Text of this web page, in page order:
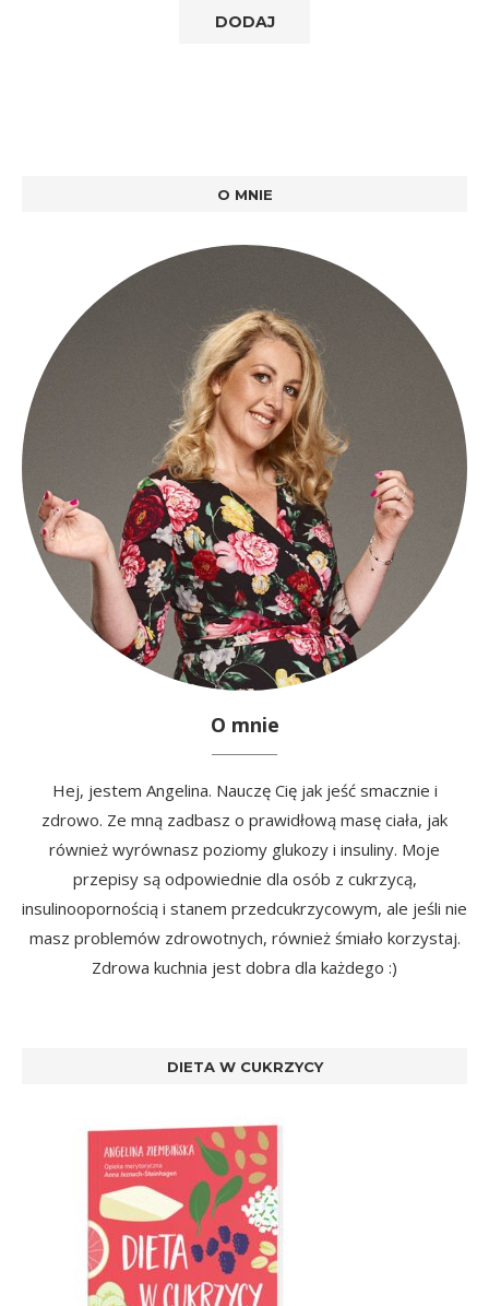
O MNIE
O mnie
Hej, jestem Angelina. Nauczę Cię jak jeść smacznie i
zdrowo. Ze mną zadbasz o prawidłową masę ciała, jak
również wyrównasz poziomy glukozy i insuliny. Moje
przepisy są odpowiednie dla osób z cukrzycą,
insulinoopornością i stanem przedcukrzycowym, ale jeśli nie
masz problemów zdrowotnych, również śmiało korzystaj.
Zdrowa kuchnia jest dobra dla każdego :)
DIETA W CUKRZYCY